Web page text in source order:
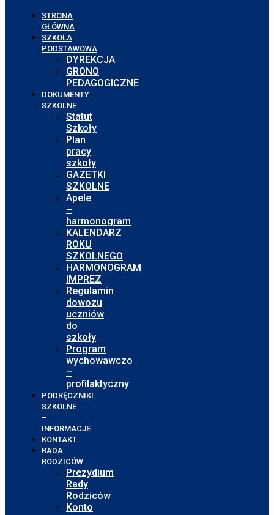
STRONA
GŁÓWNA
SZKOŁA
PODSTAWOWA
DYREKCJA
GRONO
PEDAGOGICZNE
DOKUMENTY
SZKOLNE
Statut
Szkoły
Plan
pracy
szkoły
GAZETKI
SZKOLNE
Apele
–
harmonogram
KALENDARZ
ROKU
SZKOLNEGO
HARMONOGRAM
IMPREZ
Regulamin
dowozu
uczniów
do
szkoły
Program
wychowawczo
–
profilaktyczny
PODRĘCZNIKI
SZKOLNE
–
INFORMACJE
KONTAKT
RADA
RODZICÓW
Prezydium
Rady
Rodziców
Konto